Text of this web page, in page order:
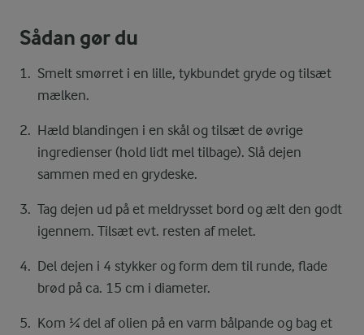
Sådan gør du
Smelt smørret i en lille, tykbundet gryde og tilsæt
mælken.
Hæld blandingen i en skål og tilsæt de øvrige
ingredienser (hold lidt mel tilbage). Slå dejen
sammen med en grydeske.
Tag dejen ud på et meldrysset bord og ælt den godt
igennem. Tilsæt evt. resten af melet.
Del dejen i 4 stykker og form dem til runde, flade
brød på ca. 15 cm i diameter.
Kom ¼ del af olien på en varm bålpande og bag et